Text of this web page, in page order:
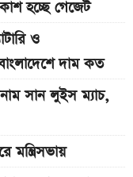
হচ্ছে গেজেট
ও
দাম কত
সান লুইস ম্যাচ,